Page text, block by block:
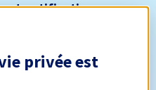
et notifications
privée est